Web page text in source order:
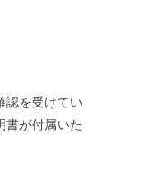
認を受けてい
書が付属いた